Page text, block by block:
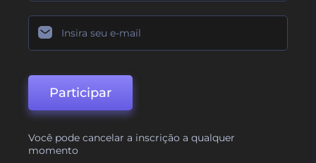
Participar
Você pode cancelar a inscrição a qualquer
momento